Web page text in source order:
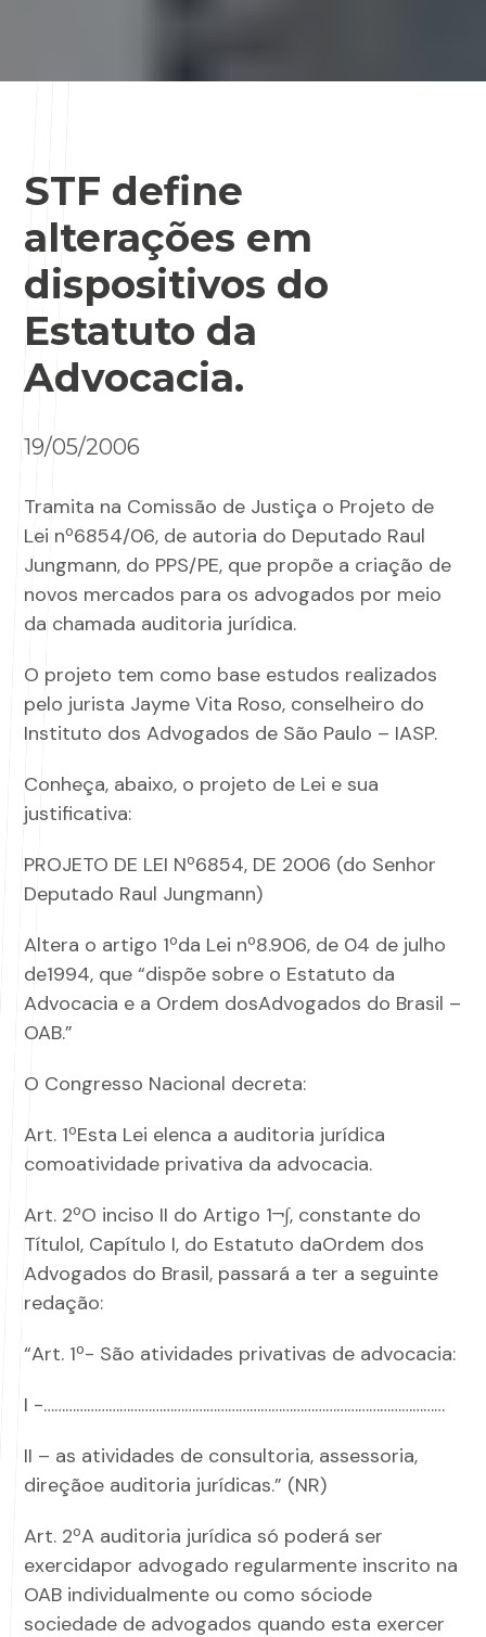
STF define
alterações em
dispositivos do
Estatuto da
Advocacia.
19/05/2006
Tramita na Comissão de Justiça o Projeto de
Lei nº6854/06, de autoria do Deputado Raul
Jungmann, do PPS/PE, que propõe a criação de
novos mercados para os advogados por meio
da chamada auditoria jurídica.
O projeto tem como base estudos realizados
pelo jurista Jayme Vita Roso, conselheiro do
Instituto dos Advogados de São Paulo – IASP.
Conheça, abaixo, o projeto de Lei e sua
justificativa:
PROJETO DE LEI Nº6854, DE 2006 (do Senhor
Deputado Raul Jungmann)
Altera o artigo 1ºda Lei nº8.906, de 04 de julho
de1994, que “dispõe sobre o Estatuto da
Advocacia e a Ordem dosAdvogados do Brasil –
OAB.”
O Congresso Nacional decreta:
Art. 1ºEsta Lei elenca a auditoria jurídica
comoatividade privativa da advocacia.
Art. 2ºO inciso II do Artigo 1¬∫, constante do
TítuloI, Capítulo I, do Estatuto daOrdem dos
Advogados do Brasil, passará a ter a seguinte
redação:
“Art. 1º- São atividades privativas de advocacia:
I -…………………………………………………………………………………………………
II – as atividades de consultoria, assessoria,
direçãoe auditoria jurídicas.” (NR)
Art. 2ºA auditoria jurídica só poderá ser
exercidapor advogado regularmente inscrito na
OAB individualmente ou como sóciode
sociedade de advogados quando esta exercer